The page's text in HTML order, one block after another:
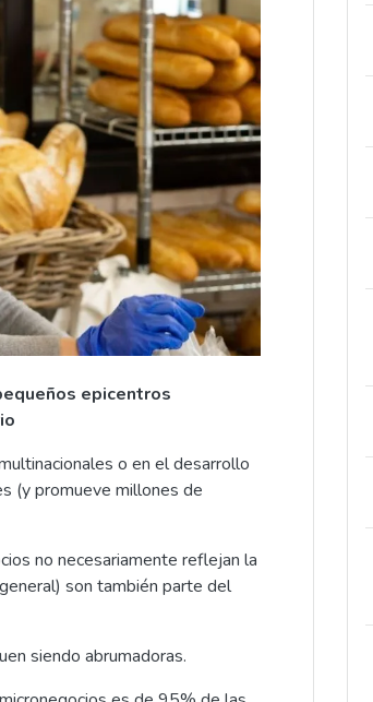
epicentros
o en el desarrollo
(y promueve millones de
no necesariamente reflejan la
son también parte del
siendo abrumadoras.